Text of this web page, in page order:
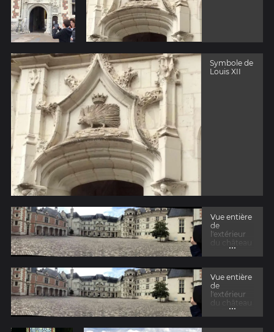
Symbole de
Louis XII
Vue entière
de
l'extérieur
du château
de Blois
...
Vue entière
de
l'extérieur
du château
de Blois
...